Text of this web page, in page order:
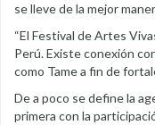
se lleve de la mejor
“El Festival de Artes
Perú. Existe conexión
como Tame a fin de
De a poco se define la
primera con la